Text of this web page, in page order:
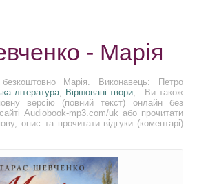
- Марія
Марія. Виконавець: Петро
література, Віршовані твори, . Ви також
версію (повний текст) онлайн без
Audiobook-mp3.com/uk або прочитати
опис та прочитати відгуки (коментарі)